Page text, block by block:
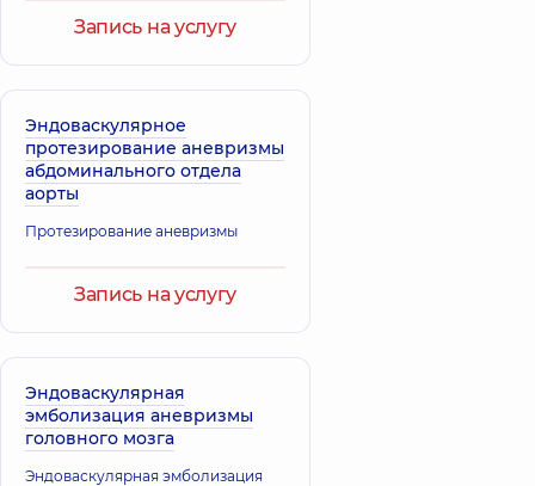
Запись на услугу
Эндоваскулярное
протезирование аневризмы
абдоминального отдела
аорты
Протезирование аневризмы
Запись на услугу
Эндоваскулярная
эмболизация аневризмы
головного мозга
Эндоваскулярная эмболизация